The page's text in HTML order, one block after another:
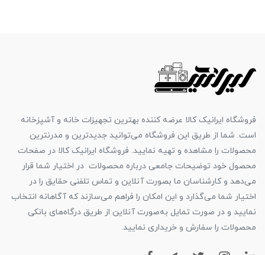
فروشگاه ایرانیک کالا عرضه کننده بهترین تجهیزات خانه و آشپزخانه
است. شما از طریق این فروشگاه می‌توانید جدیدترین و مدرنترین
محصولات را مشاهده و تهیه نمایید. فروشگاه ایرانیک کالا در صفحات
محصول خود توضیحات جامعی درباره محصولات در اختیار شما قرار
می‌دهد و کارشناسان ما بصورت آنلاین و تماس تلفنی حقایق را در
اختیار شما می‌گذارد و این امکان را فراهم می‌سازند که آگاهانه انتخاب
نمایید و در صورت تمایل به‌صورت آنلاین از طریق درگاه‌های بانکی
محصولات را سفارش و خریداری نمایید.